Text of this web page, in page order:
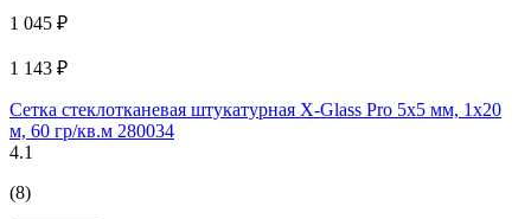
1 045 ₽
1 143 ₽
Сетка стеклотканевая штукатурная X-Glass Pro 5x5 мм, 1x20
м, 60 гр/кв.м 280034
4.1
(8)